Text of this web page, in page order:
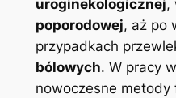
uroginekologicznej,
poporodowej, aż po
przypadkach
bólowych. W pracy
nowoczesne